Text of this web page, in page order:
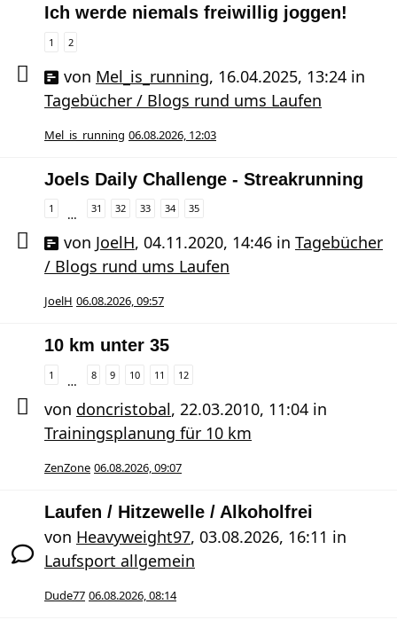
Ich werde niemals freiwillig joggen!
1 2
von Mel_is_running, 16.04.2025, 13:24 in
Tagebücher / Blogs rund ums Laufen
Mel_is_running 06.08.2026, 12:03
Joels Daily Challenge - Streakrunning
1 … 31 32 33 34 35
von JoelH, 04.11.2020, 14:46 in Tagebücher
/ Blogs rund ums Laufen
JoelH 06.08.2026, 09:57
10 km unter 35
1 … 8 9 10 11 12
von doncristobal, 22.03.2010, 11:04 in
Trainingsplanung für 10 km
ZenZone 06.08.2026, 09:07
Laufen / Hitzewelle / Alkoholfrei
von Heavyweight97, 03.08.2026, 16:11 in
Laufsport allgemein
Dude77 06.08.2026, 08:14